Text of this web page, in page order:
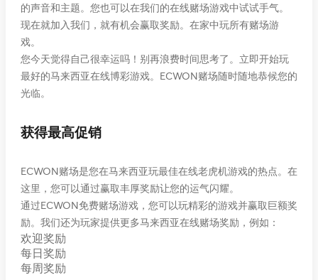
的声音和主题。您也可以在我们的在线赌场游戏中试试手气。
现在就加入我们，就有机会赢取奖励。在家中玩所有赌场游
戏。
您今天觉得自己很幸运吗！别再浪费时间思考了。立即开始玩
最好的马来西亚在线博彩游戏。ECWON赌场随时随地恭候您的
光临。
获得最高促销
ECWON赌场是您在马来西亚玩最佳在线老虎机游戏的热点。在
这里，您可以通过赢取丰厚奖励让您的运气闪耀。
通过ECWON免费赌场游戏，您可以玩精彩的游戏并赢取巨额奖
励。我们还为玩家提供更多马来西亚在线赌场奖励，例如：
欢迎奖励
每日奖励
每周奖励